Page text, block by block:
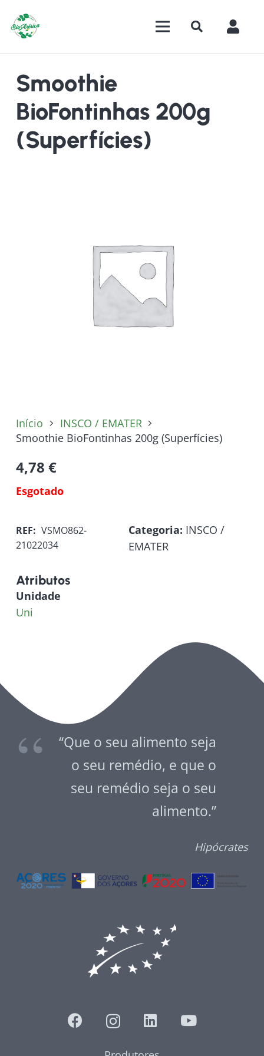
Smoothie
BioFontinhas 200g
(Superfícies)
Início
INSCO / EMATER
Smoothie BioFontinhas 200g (Superfícies)
4,78 €
Esgotado
REF: VSMO862-
21022034
Categoria: INSCO /
EMATER
Atributos
Unidade
Uni
“Que o seu alimento seja
o seu remédio, e que o
seu remédio seja o seu
alimento.”
Hipócrates